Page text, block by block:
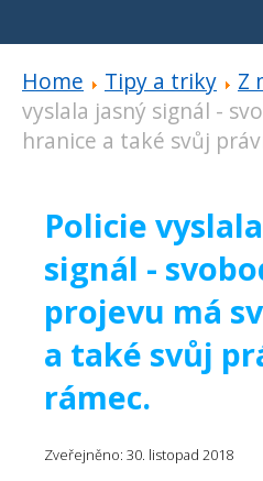
Home Tipy a triky Z
vyslala jasný signál -
hranice a také svůj
Policie
signál -
projevu má
a také svůj
rámec.
Zveřejněno: 30. listopad 2018